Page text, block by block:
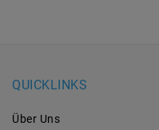
QUICKLINKS
Über Uns